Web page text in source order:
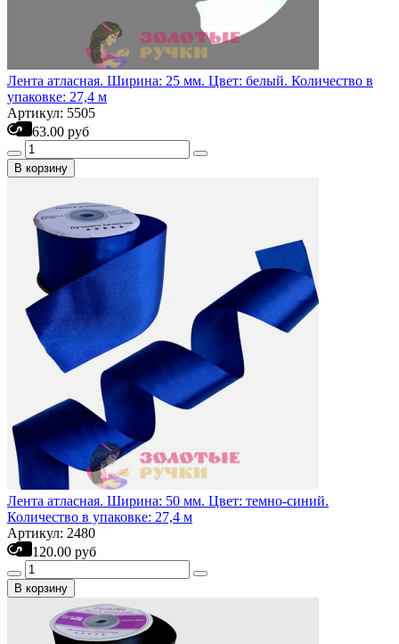
Лента атласная. Ширина: 25 мм. Цвет: белый. Количество в
упаковке: 27,4 м
Артикул: 5505
63.00 руб
В корзину
Лента атласная. Ширина: 50 мм. Цвет: темно-синий.
Количество в упаковке: 27,4 м
Артикул: 2480
120.00 руб
В корзину